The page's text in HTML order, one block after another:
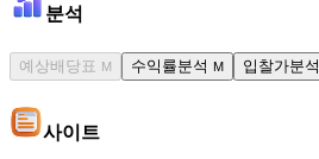
분석
예상배당표 M 수익률분석 M 입찰가분석
사이트